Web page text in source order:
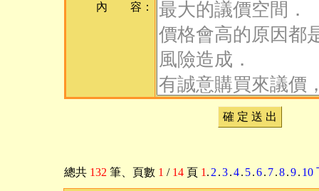
內 容：
確 定 送 出
總共 132 筆 、頁數 1 / 14 頁 1 . 2 .3.4. 5.6. 7.8.9. 10